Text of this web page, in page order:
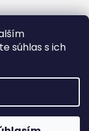
súhlas s ich
Veľkoobchod
vyhradené.